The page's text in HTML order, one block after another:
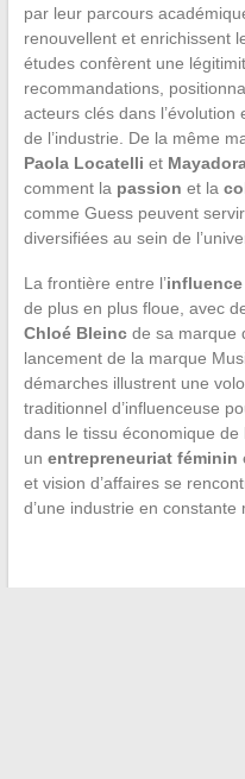
par leur parcours
renouvellent et enrichissent
études confèrent une
recommandations,
acteurs clés dans l’évolution
de l’industrie. De la même
Paola Locatelli et
comment la passion et la
comme Guess peuvent
diversifiées au sein de
La frontière entre l’
de plus en plus floue, avec
Chloé Bleincde sa marque
lancement de la marque
démarches illustrent une
traditionnel d’influenceuse
dans le tissu économique
un entrepreneuriat féminin
et vision d’affaires se
d’une industrie en constante